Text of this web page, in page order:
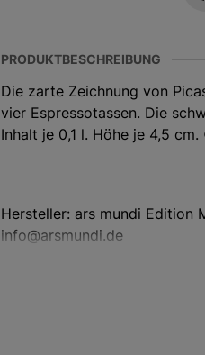
PRODUKTBESCHREIBUNG
Die zarte Zeichnung von
vier Espressotassen. Die
Inhalt je 0,1 l. Höhe je 4,5
Hersteller: ars mundi Edition
info@arsmundi.de